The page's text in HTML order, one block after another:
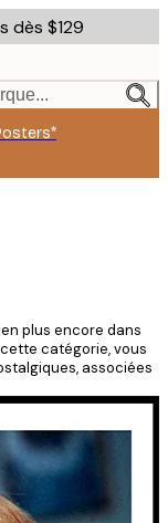
dès $129
plus encore dans
catégorie, vous
associées